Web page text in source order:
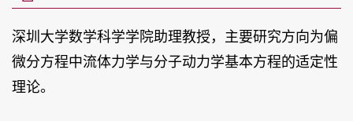
深圳大学数学科学学院助理教授，主要研究方向为偏
微分方程中流体力学与分子动力学基本方程的适定性
理论。